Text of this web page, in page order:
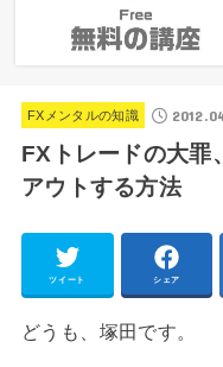
FXメンタルの知識
FXトレードの大罪
アウトする方法
ツイート シェア
どうも、塚田です。